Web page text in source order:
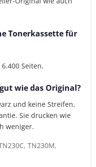
Tonerkassette für
Seiten.
wie das Original?
und keine Streifen,
Sie drucken wie
weniger.
TN230M,